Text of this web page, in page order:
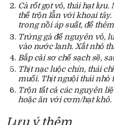
Cà rốt gọt vỏ, thái hạt
thể trộn lẫn với khoai
trong nồi áp suất, để
Trứng gà để nguyên vỏ,
vào nước lạnh. Xắt nhỏ
Bắp cải sơ chế sạch sẽ,
Thịt nạc luộc chín, thái
muối. Thịt nguội thái nhỏ
Trộn tất cả các nguyên
hoặc ăn với cơm/hạt khô.